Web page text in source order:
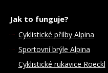
Jak to funguje?
Cyklistické přilby Alpina
Sportovní brýle Alpina
Cyklistické rukavice Roeckl